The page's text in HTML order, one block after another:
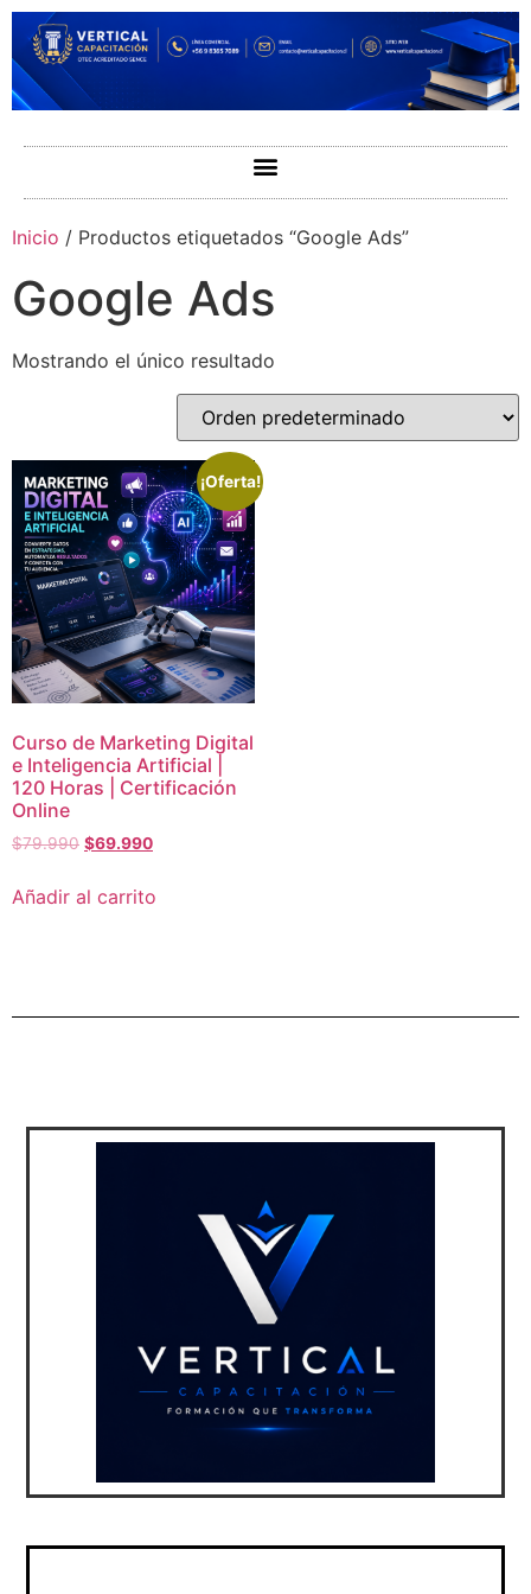
Inicio / Productos etiquetados “Google Ads”
Google Ads
Mostrando el único resultado
¡Oferta!
Curso de Marketing Digital
e Inteligencia Artificial |
120 Horas | Certificación
Online
$79.990 $69.990
Añadir al carrito